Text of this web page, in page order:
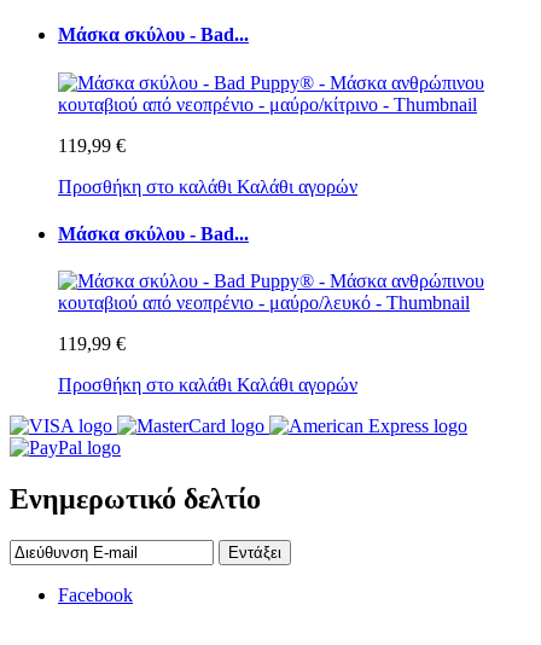
Μάσκα σκύλου - Bad...
119,99 €
Προσθήκη στο καλάθι Καλάθι αγορών
Μάσκα σκύλου - Bad...
119,99 €
Προσθήκη στο καλάθι Καλάθι αγορών
Ενημερωτικό δελτίο
Εντάξει
Facebook